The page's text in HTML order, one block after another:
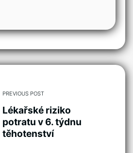
PREVIOUS POST
Lékařské riziko
potratu v 6. týdnu
těhotenství